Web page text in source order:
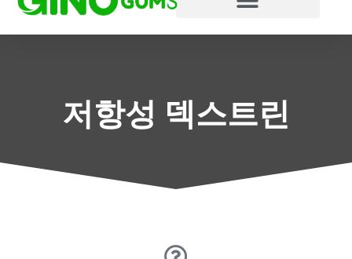
저항성 덱스트린